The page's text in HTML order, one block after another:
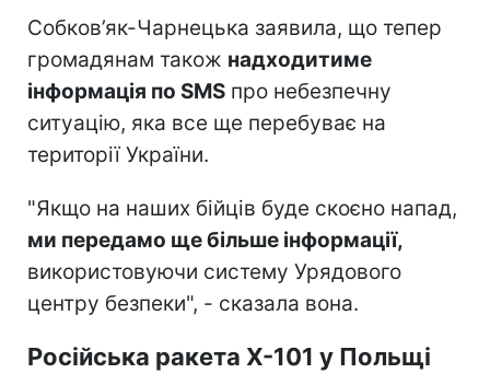
Собков’як-Чарнецька заявила, що тепер
громадянам також надходитиме
інформація по SMS про небезпечну
ситуацію, яка все ще перебуває на
території України.
"Якщо на наших бійців буде скоєно напад,
ми передамо ще більше інформації,
використовуючи систему Урядового
центру безпеки", - сказала вона.
Російська ракета Х-101 у Польщі